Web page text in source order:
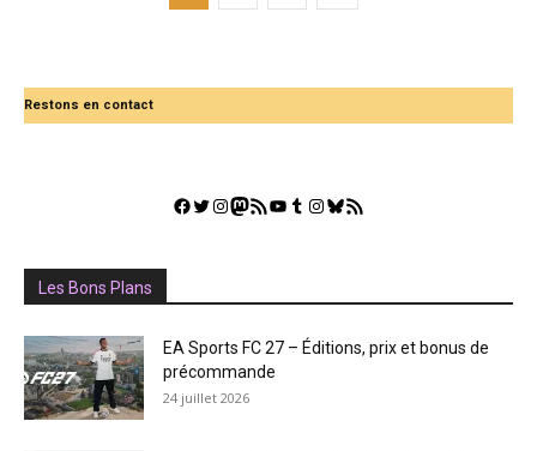
Restons en contact
Facebook
Twitter
Instagram
Mastodon
Flux RSSYouTube
Tumblr
Instagram
Bluesky
GestGame
Les Bons Plans
EA Sports FC 27 – Éditions, prix et bonus de
précommande
24 juillet 2026